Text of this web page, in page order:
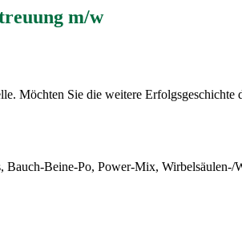
m/w
Möchten Sie die weitere Erfolgsgeschichte
Beine-Po, Power-Mix, Wirbelsäulen-/